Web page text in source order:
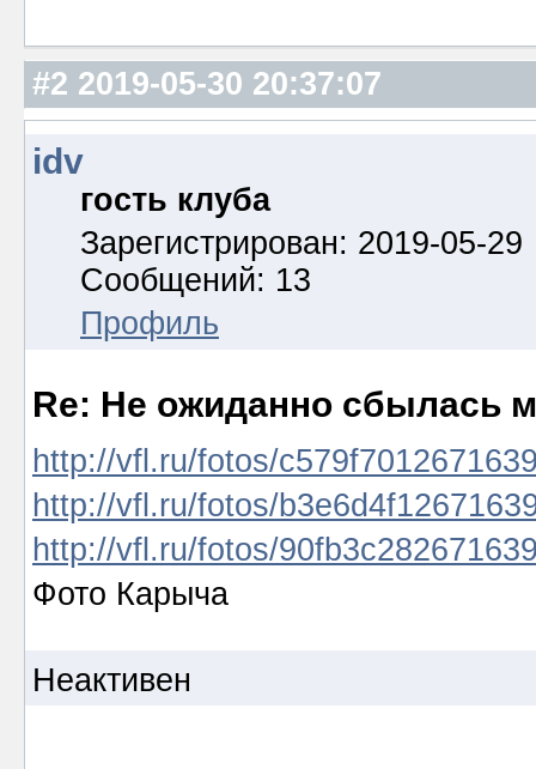
#2 2019-05-30 20:37:07
idv
гость клуба
Зарегистрирован: 2019-05-29
Сообщений: 13
Профиль
Re: Не ожиданно сбылась
http://vfl.ru/fotos/
http://vfl.ru/fotos/
http://vfl.ru/fotos/
Фото Карыча
Неактивен